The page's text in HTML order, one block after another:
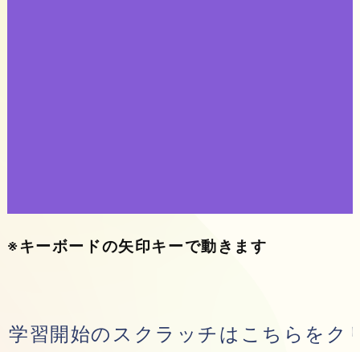
※キーボードの矢印キーで動きます
学習開始のスクラッチはこちらをク